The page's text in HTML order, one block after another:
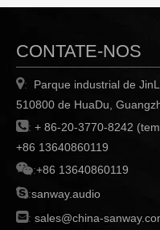
CONTATE-NOS
:
Parque industrial de
510800 de HuaDu,
: + 86-20-3770-8242
+86 13640860119
:+86 13640860119
:sanway.audio
: sales@china-